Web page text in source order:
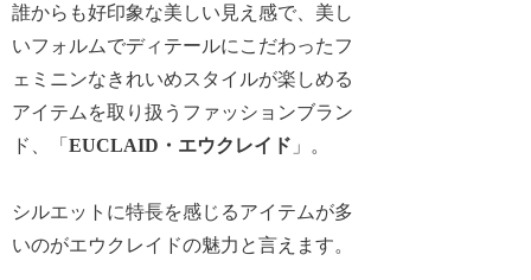
誰からも好印象な美しい見え感で、美し
いフォルムでディテールにこだわったフ
ェミニンなきれいめスタイルが楽しめる
アイテムを取り扱うファッションブラン
ド、「EUCLAID・エウクレイド 」。
シルエットに特長を感じるアイテムが多
いのがエウクレイドの魅力と言えます。